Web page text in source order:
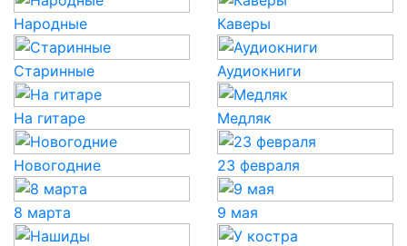
Народные Каверы
Старинные Аудиокниги
На гитаре Медляк
Новогодние 23 февраля
8 марта 9 мая